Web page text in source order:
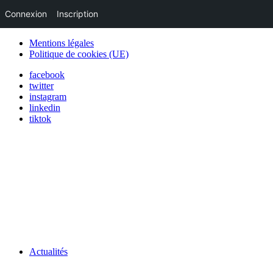
Mentions légales
Politique de cookies (UE)
facebook
twitter
instagram
linkedin
tiktok
Actualités
Connexion Inscription